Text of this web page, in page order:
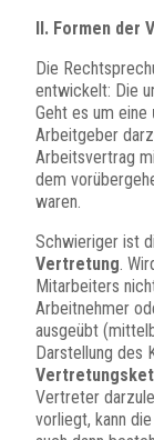
II. Formen der
Die
entwickelt: Die
Geht es um eine
Arbeitgeber
Arbeitsvertrag
dem
waren.
Schwieriger ist
Vertretung.
Mitarbeiters
Arbeitnehmer
ausgeübt
Darstellung des
Vertreter
vorliegt, kann